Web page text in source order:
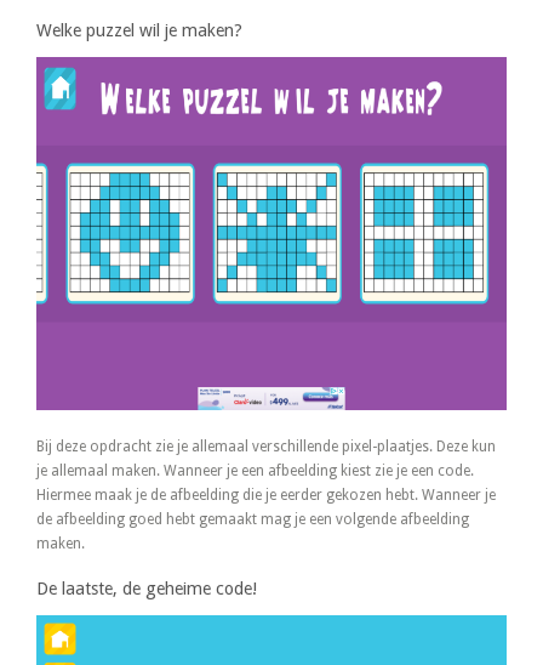
Welke puzzel wil je maken?
Bij deze opdracht zie je allemaal verschillende pixel-plaatjes. Deze kun
je allemaal maken. Wanneer je een afbeelding kiest zie je een code.
Hiermee maak je de afbeelding die je eerder gekozen hebt. Wanneer je
de afbeelding goed hebt gemaakt mag je een volgende afbeelding
maken.
De laatste, de geheime code!